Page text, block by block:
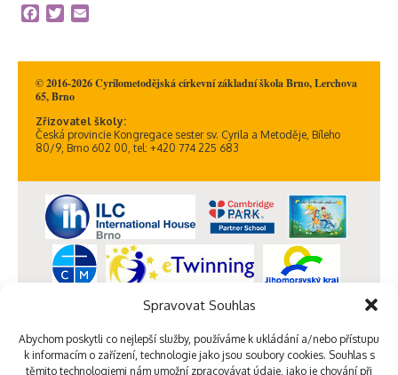
Spravovat Souhlas
Abychom poskytli co nejlepší služby, používáme k ukládání a/nebo přístupu
k informacím o zařízení, technologie jako jsou soubory cookies. Souhlas s
těmito technologiemi nám umožní zpracovávat údaje, jako je chování při
Facebook
Twitter
© 2016-2026 Cyrilometodějská církevní základní škola Brno, Lerchova
65, Brno
Zřizovatel školy:
Česká provincie Kongregace sester sv. Cyrila a Metoděje, Bíleho
80/9, Brno 602 00, tel: +420 774 225 683